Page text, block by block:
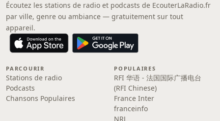
Écoutez les stations de radio et podcasts de EcouterLaRadio.fr
par ville, genre ou ambiance — gratuitement sur tout
appareil.
PARCOURIR
Stations de radio
Podcasts
Chansons Populaires
POPULAIRES
RFI 华语 - 法国国际广播电台
(RFI Chinese)
France Inter
franceinfo
NRJ